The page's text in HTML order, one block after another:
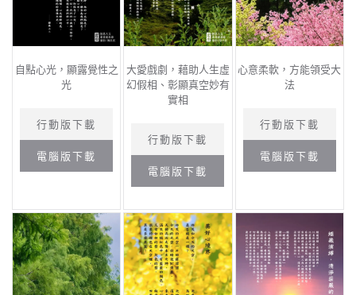
自點心光，顯露覺性之
光
行動版下載
電腦版下載
大愛戲劇，藉助人生虛
幻假相、彰顯真空妙有
實相
行動版下載
電腦版下載
心意柔軟，方能領受大
法
行動版下載
電腦版下載